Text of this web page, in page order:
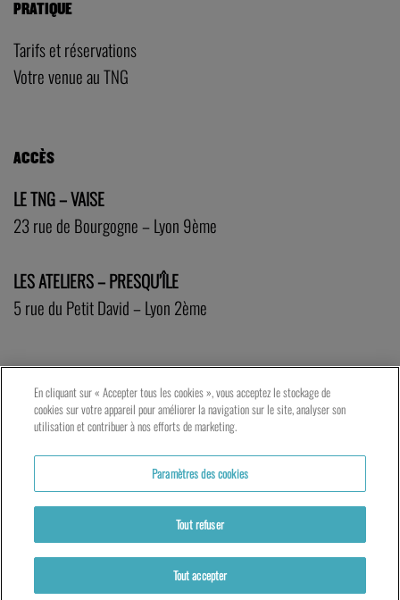
PRATIQUE
Tarifs et réservations
Votre venue au TNG
ACCÈS
LE TNG – VAISE
23 rue de Bourgogne – Lyon 9ème
LES ATELIERS – PRESQU’ÎLE
5 rue du Petit David – Lyon 2ème
Mentions légales
En cliquant sur « Accepter tous les cookies », vous acceptez le stockage de
cookies sur votre appareil pour améliorer la navigation sur le site, analyser son
utilisation et contribuer à nos efforts de marketing.
Paramètres des cookies
Tout refuser
Tout accepter